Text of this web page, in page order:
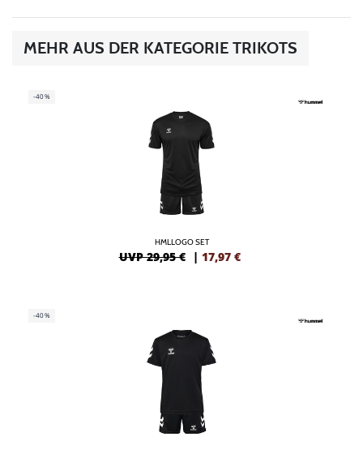
MEHR AUS DER KATEGORIE TRIKOTS
-40%
HMLLOGO SET
UVP 29,95 € | 17,97 €
-40%